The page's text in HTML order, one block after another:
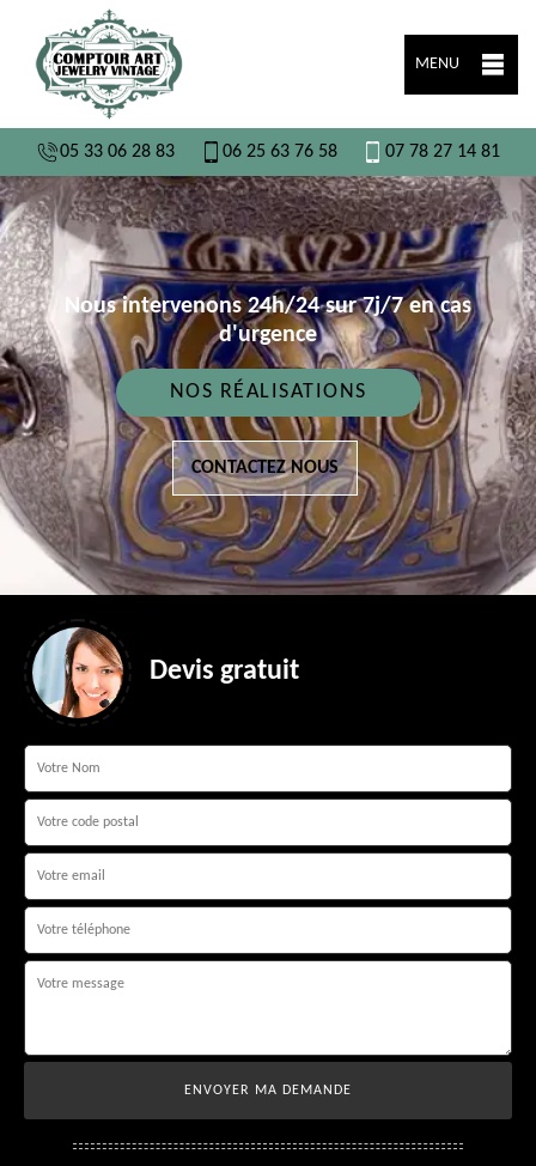
MENU
05 33 06 28 83 06 25 63 76 58 07 78 27 14 81
Nous intervenons 24h/24 sur 7j/7 en cas
d'urgence
NOS RÉALISATIONS
CONTACTEZ NOUS
Devis gratuit